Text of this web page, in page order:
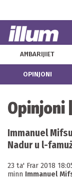
AĦBARIJIET
OPINJONI
Opinjoni
Immanuel
Nadur u l-
23 ta' Frar 2018
minn Immanuel